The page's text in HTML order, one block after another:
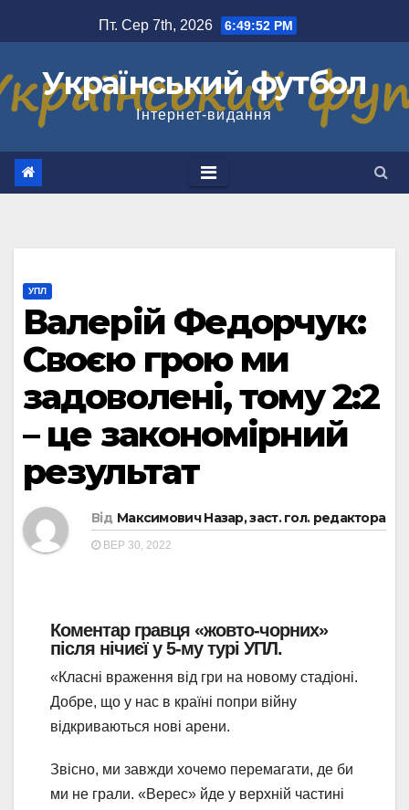
до
Пт. Сер 7th, 2026 6:49:53 PM
Український футбол
Інтернет-видання
УПЛ
Валерій Федорчук:
Своєю грою ми
задоволені, тому 2:2
– це закономірний
результат
Від Максимович Назар, заст. гол. редактора
ВЕР 30, 2022
Коментар гравця «жовто-чорних»
після нічиєї у 5-му турі УПЛ.
«Класні враження від гри на новому стадіоні.
Добре, що у нас в країні попри війну
відкриваються нові арени.
Звісно, ми завжди хочемо перемагати, де би
ми не грали. «Верес» йде у верхній частині